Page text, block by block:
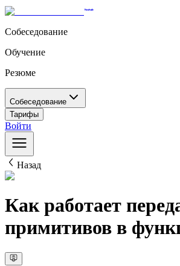
Собеседование
Обучение
Резюме
Собеседование
Тарифы
Войти
Назад
Как работает
примитивов в